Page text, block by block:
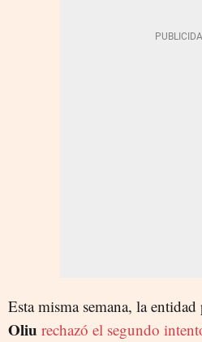
Esta misma semana, la
Oliu rechazó el segundo